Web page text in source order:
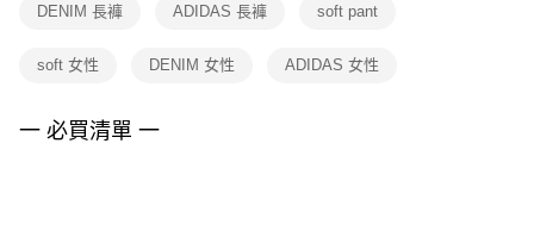
１．透過由恩沛科技股份有限公司提供之「AFTEE先享後付」服務完成之交
權轉讓予恩沛科技股份有限公司。
３．未成年的使用者請事先徵得法定代理人或監護人之同意方可使用
「AFTEE先享後付」，若未經同意申辦者引起之損失，本公司不負相關責
DENIM 長褲 ADIDAS 長褲 soft pant
soft 女性 DENIM 女性 ADIDAS 女性
一 必買清單 一